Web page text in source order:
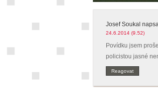
Josef Soukal
24.6.2014 (9.52)
Povídku jsem
policistou jasné
Reagovat